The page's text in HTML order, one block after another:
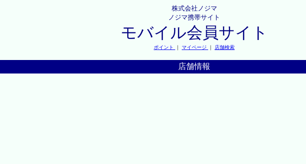
株式会社ノジマ
ノジマ携帯サイト
モバイル会員サイト
ポイント ｜ マイページ ｜ 店舗検索
店舗情報